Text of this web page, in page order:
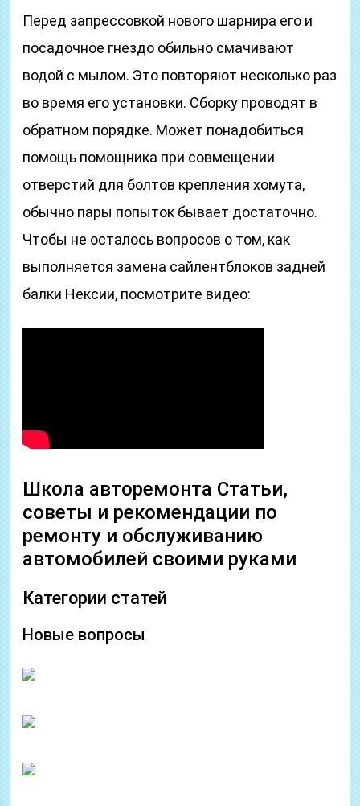
Перед запрессовкой нового шарнира его и
посадочное гнездо обильно смачивают
водой с мылом. Это повторяют несколько раз
во время его установки. Сборку проводят в
обратном порядке. Может понадобиться
помощь помощника при совмещении
отверстий для болтов крепления хомута,
обычно пары попыток бывает достаточно.
Чтобы не осталось вопросов о том, как
выполняется замена сайлентблоков задней
балки Нексии, посмотрите видео:
Школа авторемонта Статьи,
советы и рекомендации по
ремонту и обслуживанию
автомобилей своими руками
Категории статей
Новые вопросы